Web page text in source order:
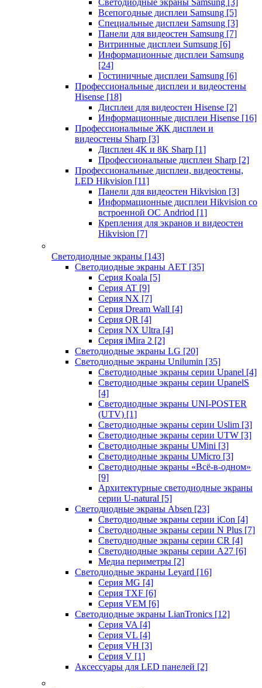
Светодиодные экраны Samsung [3]
Всепогодные дисплеи Samsung [5]
Специальные дисплеи Samsung [3]
Панели для видеостен Samsung [7]
Витринные дисплеи Sumsung [6]
Информационные дисплеи Samsung
[24]
Гостиничные дисплеи Samsung [6]
Профессиональные дисплеи и видеостены
Hisense [18]
Дисплеи для видеостен Hisense [2]
Информационные дисплеи Hisense [16]
Профессиональные ЖК дисплеи и
видеостены Sharp [3]
Дисплеи 4K и 8K Sharp [1]
Профессиональные дисплеи Sharp [2]
Профессиональные дисплеи, видеостены,
LED Hikvision [11]
Панели для видеостен Hikvision [3]
Информационные дисплеи Hikvision со
встроенной ОС Andriod [1]
Крепления для экранов и видеостен
Hikvision [7]
Светодиодные экраны [143]
Светодиодные экраны AET [35]
Cерия Koala [5]
Серия AT [9]
Серия NX [7]
Серия Dream Wall [4]
Серия QR [4]
Серия NX Ultra [4]
Серия iMira 2 [2]
Светодиодные экраны LG [20]
Светодиодные экраны Unilumin [35]
Светодиодные экраны серии Upanel [4]
Светодиодные экраны серии UpanelS
[4]
Светодиодные экраны UNI-POSTER
(UTV) [1]
Светодиодные экраны серии Uslim [3]
Светодиодные экраны серии UTW [3]
Светодиодные экраны UMini [3]
Светодиодные экраны UMicro [3]
Светодиодные экраны «Всё-в-одном»
[9]
Архитектурные светодиодные экраны
серии U-natural [5]
Светодиодные экраны Absen [23]
Светодиодные экраны серии iCon [4]
Светодиодные экраны серии N Plus [7]
Светодиодные экраны серии CR [4]
Светодиодные экраны серии А27 [6]
Медиа периметры [2]
Светодиодные экраны Leyard [16]
Серия MG [4]
Серия TXF [6]
Серия VEM [6]
Светодиодные экраны LianTronics [12]
Серия VA [4]
Серия VL [4]
Серия VH [3]
Серия V [1]
Аксессуары для LED панелей [2]